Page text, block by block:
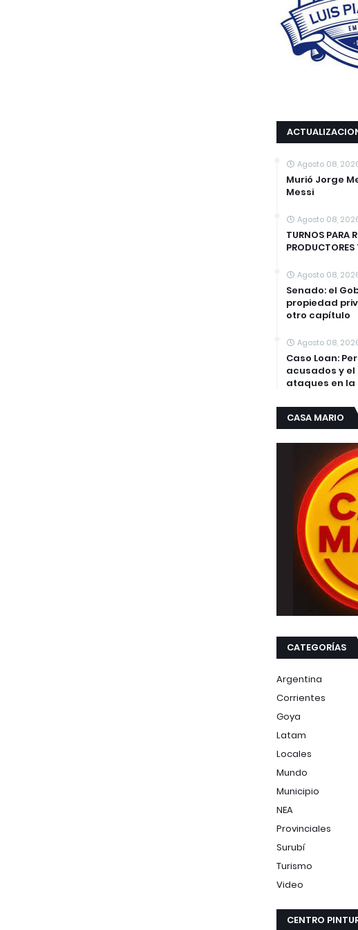
Agosto 08,
Murió Jorge
Messi
Agosto 08,
TURNOS PARA
PRODUCTORES
Agosto 08,
Senado: el
propiedad
otro capítulo
Agosto 08,
Caso Loan:
acusados y
ataques en
CASA MARIO
CATEGORÍAS
Argentina
Corrientes
Goya
Latam
Locales
Mundo
Municipio
NEA
Provinciales
Surubí
Turismo
Video
CENTRO